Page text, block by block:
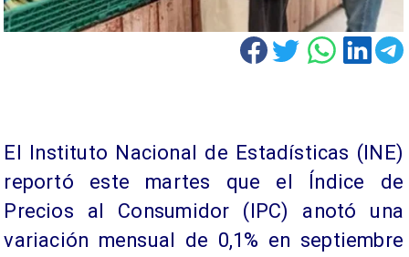
El Instituto Nacional de Estadísticas (INE)
reportó este martes que el Índice de
Precios al Consumidor (IPC) anotó una
variación mensual de 0,1% en septiembre